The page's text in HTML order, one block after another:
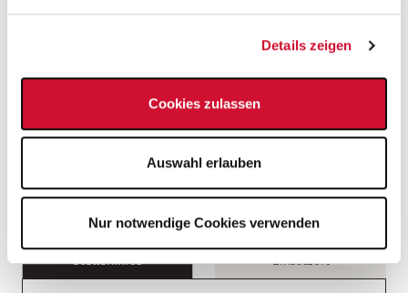
Details zeigen
Cookies zulassen
Auswahl erlauben
Nur notwendige Cookies verwenden
Stelleninfos Einsatzort